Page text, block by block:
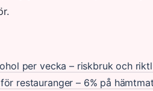
per vecka – riskbruk och
restauranger – 6% på